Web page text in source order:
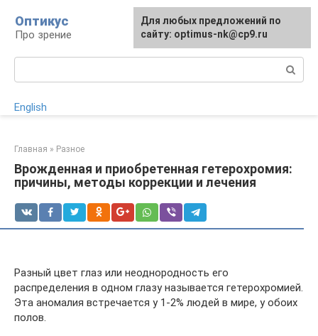
контенту
Оптикус
Про зрение
English
Главная » Разное
Врожденная и приобретенная гетерохромия:
причины, методы коррекции и лечения
Разный цвет глаз или неоднородность его
распределения в одном глазу называется гетерохромией.
Эта аномалия встречается у 1-2% людей в мире, у обоих
полов.
Для любых предложений по
сайту: optimus-nk@cp9.ru